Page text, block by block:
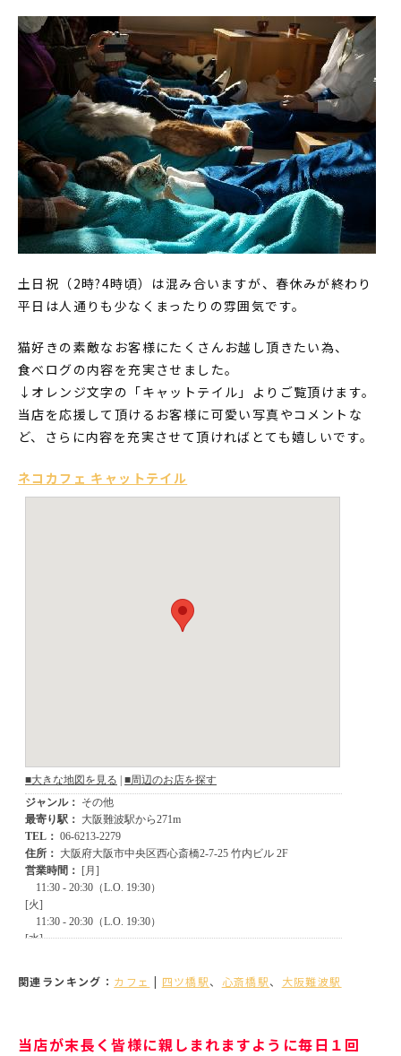
土日祝（2時?4時頃）は混み合いますが、春休みが終わり
平日は人通りも少なくまったりの雰囲気です。
猫好きの素敵なお客様にたくさんお越し頂きたい為、
食べログの内容を充実させました。
↓オレンジ文字の「キャットテイル」よりご覧頂けます。
当店を応援して頂けるお客様に可愛い写真やコメントな
ど、さらに内容を充実させて頂ければとても嬉しいです。
ネコカフェ キャットテイル
関連ランキング： カフェ | 四ツ橋駅、 心斎橋駅、 大阪難波駅
当店が末長く皆様に親しまれますように毎日１回